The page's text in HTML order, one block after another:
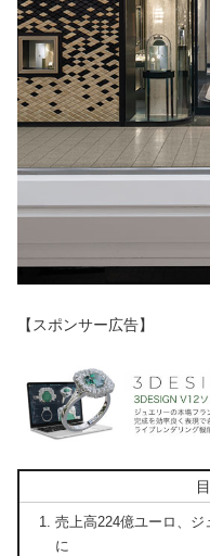
【スポンサー広告】
売上高224億ユーロ、ジ
に